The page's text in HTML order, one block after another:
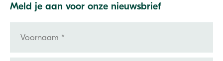
Meld je aan voor onze nieuwsbrief